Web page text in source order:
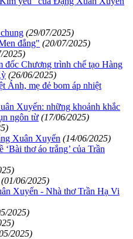
(29/07/2025)
đắng" (20/07/2025)
2025)
đốc Chương trình chế tạo Hàng
(26/06/2025)
Ánh, mẹ đẻ bom áp nhiệt
Xuyến: những khoảnh khắc
ngôn từ (17/06/2025)
Xuân Xuyến (14/06/2025)
thơ áo trắng’ của Trần
(01/06/2025)
Xuyến - Nhà thơ Trần Hạ Vi
2025)
2025)